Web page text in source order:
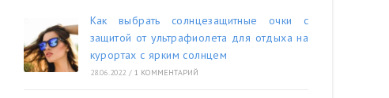
Как выбрать солнцезащитные очки с
защитой от ультрафиолета для отдыха на
курортах с ярким солнцем
28.06.2022 / 1 КОММЕНТАРИЙ